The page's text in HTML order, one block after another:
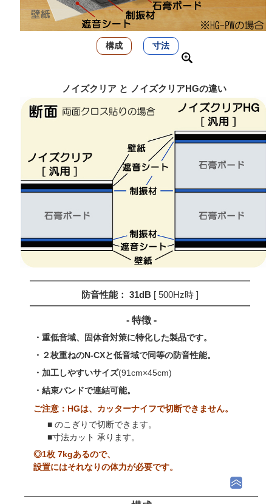
構成 寸法
ノイズクリア と ノイズクリアHGの違い
防音性能： 31dB [ 500Hz時 ]
- 特徴 -
・重低音域、固体音対策に特化した製品です。
・２枚重ねのN-CXと低音域で同等の防音性能。
・加工しやすいサイズ(91cm×45cm)
・結束バンドで連結可能。
ご注意：HGは、カッターナイフで切断できません。
■ のこぎりで切断できます。
■寸法カット 承ります。
◎1枚 7kgあるので、
設置にはそれなりの体力が必要です。